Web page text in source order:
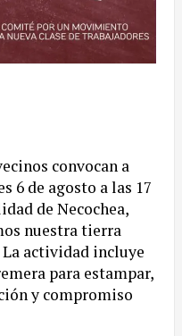
convocan a
6 de agosto a las 17
de Necochea,
nuestra tierra
actividad incluye
para estampar,
y compromiso